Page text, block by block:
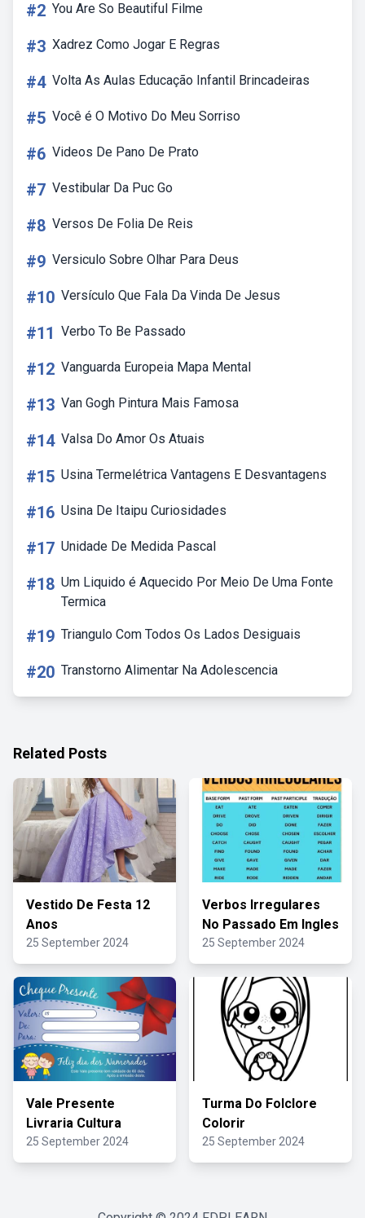
#2 You Are So Beautiful Filme
#3 Xadrez Como Jogar E Regras
#4 Volta As Aulas Educação Infantil Brincadeiras
#5 Você é O Motivo Do Meu Sorriso
#6 Videos De Pano De Prato
#7 Vestibular Da Puc Go
#8 Versos De Folia De Reis
#9 Versiculo Sobre Olhar Para Deus
#10 Versículo Que Fala Da Vinda De Jesus
#11 Verbo To Be Passado
#12 Vanguarda Europeia Mapa Mental
#13 Van Gogh Pintura Mais Famosa
#14 Valsa Do Amor Os Atuais
#15 Usina Termelétrica Vantagens E Desvantagens
#16 Usina De Itaipu Curiosidades
#17 Unidade De Medida Pascal
#18 Um Liquido é Aquecido Por Meio De Uma Fonte
Termica
#19 Triangulo Com Todos Os Lados Desiguais
#20 Transtorno Alimentar Na Adolescencia
Related Posts
Vestido De Festa 12
Anos
25 September 2024
Verbos Irregulares
No Passado Em Ingles
25 September 2024
Vale Presente
Livraria Cultura
25 September 2024
Turma Do Folclore
Colorir
25 September 2024